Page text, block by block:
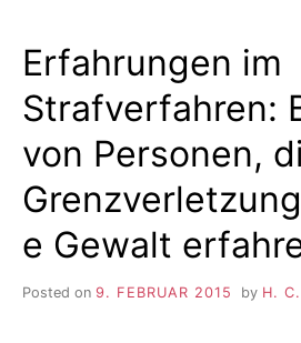
Erfahrungen im
Strafverfahren:
von Personen,
e Gewalt
Posted on 9. FEBRUAR 2015 by H.